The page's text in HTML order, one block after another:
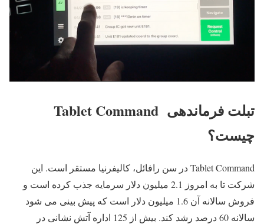
تبلت فرماندهی Tablet Command
چیست؟
Tablet Command در سن رافائل، کالیفرنیا مستقر است. این
شرکت تا به امروز 2.1 میلیون دلار سرمایه جذب کرده است و
فروش سالانه آن 1.6 میلیون دلار است که پیش بینی می شود
سالانه 60 درصد رشد کند. بیش از 125 اداره آتش نشانی در